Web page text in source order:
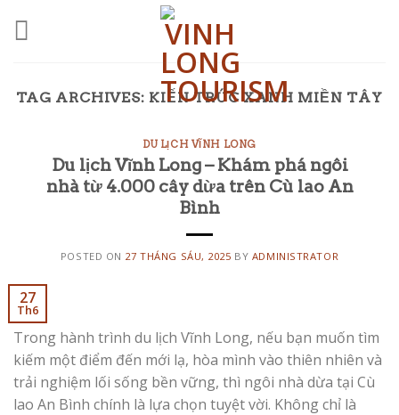
TAG ARCHIVES: KIẾN TRÚC XANH MIỀN TÂY
DU LỊCH VĨNH LONG
Du lịch Vĩnh Long – Khám phá ngôi
nhà từ 4.000 cây dừa trên Cù lao An
Bình
POSTED ON 27 THÁNG SÁU, 2025 BY ADMINISTRATOR
27
Th6
Trong hành trình du lịch Vĩnh Long, nếu bạn muốn tìm
kiếm một điểm đến mới lạ, hòa mình vào thiên nhiên và
trải nghiệm lối sống bền vững, thì ngôi nhà dừa tại Cù
lao An Bình chính là lựa chọn tuyệt vời. Không chỉ là